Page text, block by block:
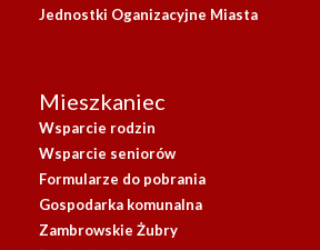
Jednostki Oganizacyjne Miasta
Mieszkaniec
Wsparcie rodzin
Wsparcie seniorów
Formularze do pobrania
Gospodarka komunalna
Zambrowskie Żubry